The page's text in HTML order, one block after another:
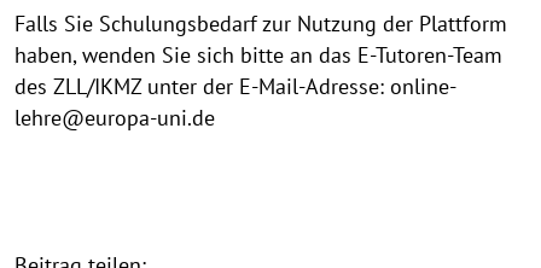
Falls Sie Schulungsbedarf zur Nutzung der Plattform
haben, wenden Sie sich bitte an das E-Tutoren-Team
des ZLL/IKMZ unter der E-Mail-Adresse: online-
lehre@europa-uni.de